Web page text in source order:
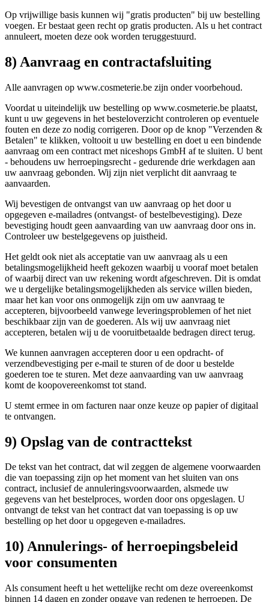
Op vrijwillige basis kunnen wij "gratis producten" bij uw bestelling
voegen. Er bestaat geen recht op gratis producten. Als u het contract
annuleert, moeten deze ook worden teruggestuurd.
8) Aanvraag en contractafsluiting
Alle aanvragen op www.cosmeterie.be zijn onder voorbehoud.
Voordat u uiteindelijk uw bestelling op www.cosmeterie.be plaatst,
kunt u uw gegevens in het besteloverzicht controleren op eventuele
fouten en deze zo nodig corrigeren. Door op de knop "Verzenden &
Betalen" te klikken, voltooit u uw bestelling en doet u een bindende
aanvraag om een contract met niceshops GmbH af te sluiten. U bent
- behoudens uw herroepingsrecht - gedurende drie werkdagen aan
uw aanvraag gebonden. Wij zijn niet verplicht dit aanvraag te
aanvaarden.
Wij bevestigen de ontvangst van uw aanvraag op het door u
opgegeven e-mailadres (ontvangst- of bestelbevestiging). Deze
bevestiging houdt geen aanvaarding van uw aanvraag door ons in.
Controleer uw bestelgegevens op juistheid.
Het geldt ook niet als acceptatie van uw aanvraag als u een
betalingsmogelijkheid heeft gekozen waarbij u vooraf moet betalen
of waarbij direct van uw rekening wordt afgeschreven. Dit is omdat
we u dergelijke betalingsmogelijkheden als service willen bieden,
maar het kan voor ons onmogelijk zijn om uw aanvraag te
accepteren, bijvoorbeeld vanwege leveringsproblemen of het niet
beschikbaar zijn van de goederen. Als wij uw aanvraag niet
accepteren, betalen wij u de vooruitbetaalde bedragen direct terug.
We kunnen aanvragen accepteren door u een opdracht- of
verzendbevestiging per e-mail te sturen of de door u bestelde
goederen toe te sturen. Met deze aanvaarding van uw aanvraag
komt de koopovereenkomst tot stand.
U stemt ermee in om facturen naar onze keuze op papier of digitaal
te ontvangen.
9) Opslag van de contracttekst
De tekst van het contract, dat wil zeggen de algemene voorwaarden
die van toepassing zijn op het moment van het sluiten van ons
contract, inclusief de annuleringsvoorwaarden, alsmede uw
gegevens van het bestelproces, worden door ons opgeslagen. U
ontvangt de tekst van het contract dat van toepassing is op uw
bestelling op het door u opgegeven e-mailadres.
10) Annulerings- of herroepingsbeleid
voor consumenten
Als consument heeft u het wettelijke recht om deze overeenkomst
binnen 14 dagen en zonder opgave van redenen te herroepen. De